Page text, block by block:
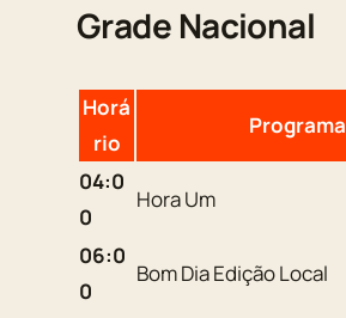
Grade Nacional
Horá
rio
Programa
04:0
0
Hora Um
06:0
0
Bom Dia Edição Local